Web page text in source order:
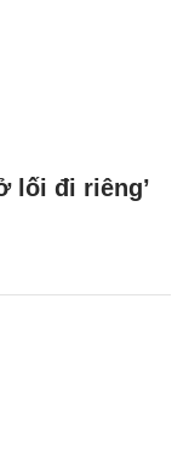
lối đi riêng’